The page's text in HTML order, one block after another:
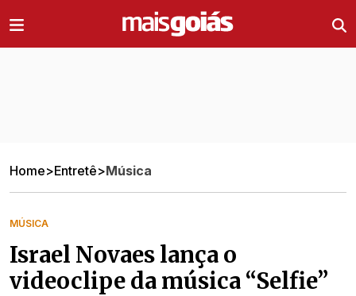
Home>Entretê>Música
MÚSICA
Israel Novaes lança o
videoclipe da música “Selfie”